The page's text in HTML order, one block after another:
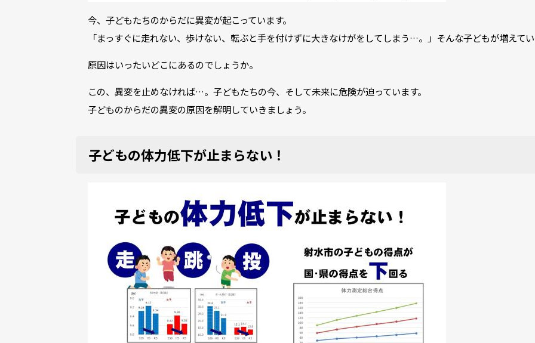
今、子どもたちのからだに異変が起こっています。
「まっすぐに走れない、歩けない、転ぶと手を付けずに大きなけがをしてしまう…。」 そんな子どもが増えて
原因はいったいどこにあるのでしょうか。
この、異変を止めなければ…。子どもたちの今、そして未来に危険が迫っています。
子どものからだの異変の原因を解明していきましょう。
子どもの体力低下が止まらない！